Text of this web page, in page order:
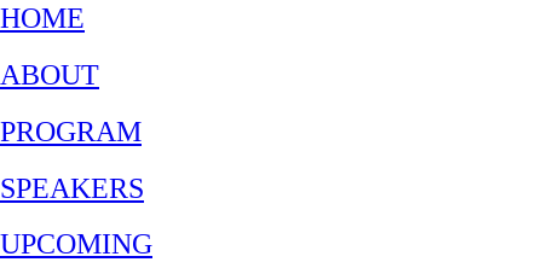
HOME
ABOUT
PROGRAM
SPEAKERS
UPCOMING